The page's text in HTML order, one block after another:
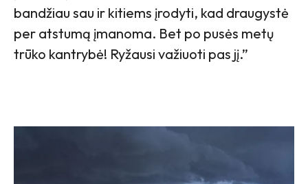
bandžiau sau ir kitiems įrodyti, kad draugystė
per atstumą įmanoma. Bet po pusės metų
trūko kantrybė! Ryžausi važiuoti pas jį.”